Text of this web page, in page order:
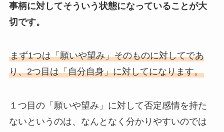
事柄に対してそういう状態になっていることが大
切です。
まず1つは「願いや望み」そのものに対してであ
り、2つ目は「自分自身」に対してになります。
１つ目の「願いや望み」に対して否定感情を持た
ないというのは、なんとなく分かりやすいのでは